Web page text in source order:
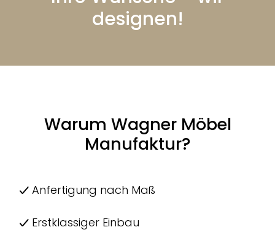
designen!
Warum Wagner Möbel
Manufaktur?
Anfertigung nach Maß
Erstklassiger Einbau